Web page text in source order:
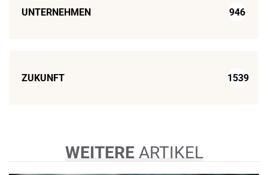
UNTERNEHMEN 946
ZUKUNFT 1539
WEITEREARTIKEL